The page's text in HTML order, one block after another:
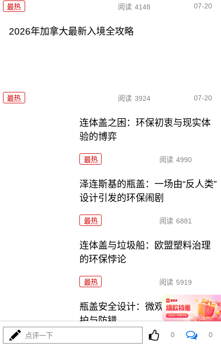
最热 阅读 4148 07-20
2026年加拿大最新入境全攻略
最热 阅读 3924 07-20
连体盖之困：环保初衷与现实体
验的博弈
最热 阅读 4990
泽连斯基的瓶盖：一场由“反人类”
设计引发的环保闹剧
最热 阅读 6881
连体盖与垃圾船：欧盟塑料治理
的环保悖论
最热 阅读 5919
瓶盖安全设计：微观细节中的守
护与防错
最热
点评一下 0 0